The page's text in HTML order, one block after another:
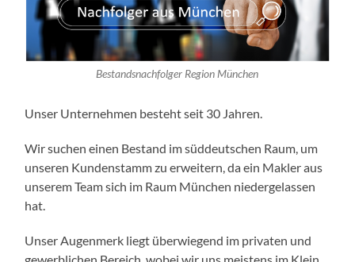
Bestandsnachfolger Region München
Unser Unternehmen besteht seit 30 Jahren.
Wir suchen einen Bestand im süddeutschen Raum, um
unseren Kundenstamm zu erweitern, da ein Makler aus
unserem Team sich im Raum München niedergelassen
hat.
Unser Augenmerk liegt überwiegend im privaten und